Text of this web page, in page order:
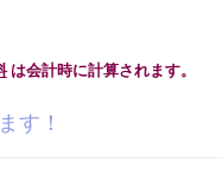
は会計時に計算されます。
す！